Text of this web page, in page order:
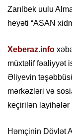
Zarılbek uulu
heyəti “ASAN
Xeberaz.info
müxtəlif fəaliyyət
Əliyevin
mərkəzləri və
keçirilən layihələr
Həmçinin Dövlət